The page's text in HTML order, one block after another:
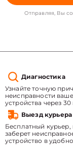
Отправляя, Вы
Диагностика
Узнайте точную
неисправности
устройства через
Выезд курьера
Бесплатный курьер,
заберет
устройство в